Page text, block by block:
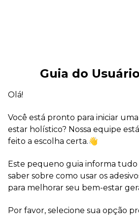
Guia do
Olá!
Você está pronto para iniciar
estar holístico? Nossa equipe
feito a escolha certa.👋
Este pequeno guia informa tudo
saber sobre como usar os
para melhorar seu bem-estar
Por favor, selecione sua opção